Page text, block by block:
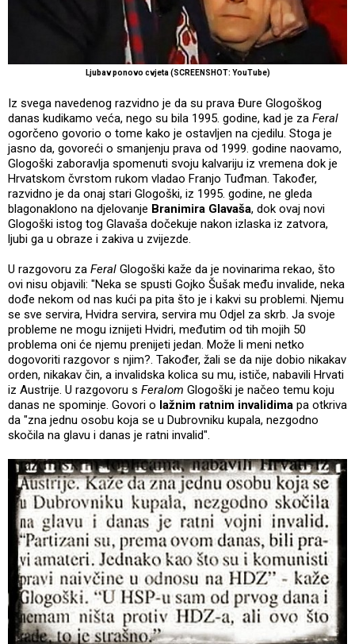
Ljubav ponovo cvjeta (SCREENSHOT: YouTube)
Iz svega navedenog razvidno je da su prava Đure Glogoškog
danas kudikamo veća, nego su bila 1995. godine, kad je za Feral
ogorčeno govorio o tome kako je ostavljen na cjedilu. Stoga je
jasno da, govoreći o smanjenju prava od 1999. godine naovamo,
Glogoški zaboravlja spomenuti svoju kalvariju iz vremena dok je
Hrvatskom čvrstom rukom vladao Franjo Tuđman. Također,
razvidno je da onaj stari Glogoški, iz 1995. godine, ne gleda
blagonaklono na djelovanje Branimira Glavaša, dok ovaj novi
Glogoški istog tog Glavaša dočekuje nakon izlaska iz zatvora,
ljubi ga u obraze i zakiva u zvijezde.
U razgovoru za Feral Glogoški kaže da je novinarima rekao, što
ovi nisu objavili: "Neka se spusti Gojko Šušak među invalide, neka
dođe nekom od nas kući pa pita što je i kakvi su problemi. Njemu
se sve servira, Hvidra servira, servira mu Odjel za skrb. Ja svoje
probleme ne mogu iznijeti Hvidri, međutim od tih mojih 50
problema oni će njemu prenijeti jedan. Može li meni netko
dogovoriti razgovor s njim?. Također, žali se da nije dobio nikakav
orden, nikakav čin, a invalidska kolica su mu, ističe, nabavili Hrvati
iz Austrije. U razgovoru s Feralom Glogoški je načeo temu koju
danas ne spominje. Govori o lažnim ratnim invalidima pa otkriva
da "zna jednu osobu koja se u Dubrovniku kupala, nezgodno
skočila na glavu i danas je ratni invalid".